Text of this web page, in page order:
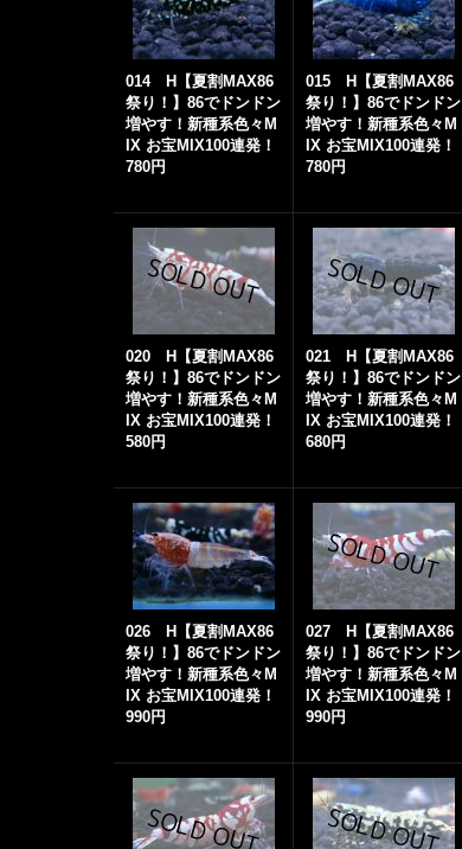
014 H【夏割MAX86
祭り！】86でドンドン
増やす！新種系色々M
IX お宝MIX100連発！
780円
015 H【夏割MAX86
祭り！】86でドンドン
増やす！新種系色々M
IX お宝MIX100連発！
780円
020 H【夏割MAX86
祭り！】86でドンドン
増やす！新種系色々M
IX お宝MIX100連発！
580円
021 H【夏割MAX86
祭り！】86でドンドン
増やす！新種系色々M
IX お宝MIX100連発！
680円
026 H【夏割MAX86
祭り！】86でドンドン
増やす！新種系色々M
IX お宝MIX100連発！
990円
027 H【夏割MAX86
祭り！】86でドンドン
増やす！新種系色々M
IX お宝MIX100連発！
990円